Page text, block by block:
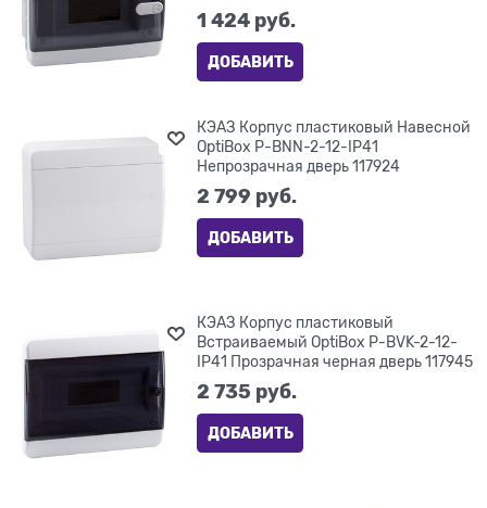
1 424 руб.
ДОБАВИТЬ
КЭАЗ Корпус пластиковый Навесной
OptiBox P-BNN-2-12-IP41
Непрозрачная дверь 117924
2 799 руб.
ДОБАВИТЬ
КЭАЗ Корпус пластиковый
Встраиваемый OptiBox P-BVK-2-12-
IP41 Прозрачная черная дверь 117945
2 735 руб.
ДОБАВИТЬ